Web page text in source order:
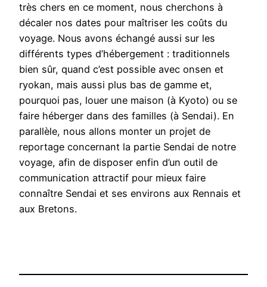
très chers en ce moment, nous cherchons à
décaler nos dates pour maîtriser les coûts du
voyage. Nous avons échangé aussi sur les
différents types d’hébergement : traditionnels
bien sûr, quand c’est possible avec onsen et
ryokan, mais aussi plus bas de gamme et,
pourquoi pas, louer une maison (à Kyoto) ou se
faire héberger dans des familles (à Sendai). En
parallèle, nous allons monter un projet de
reportage concernant la partie Sendai de notre
voyage, afin de disposer enfin d’un outil de
communication attractif pour mieux faire
connaître Sendai et ses environs aux Rennais et
aux Bretons.